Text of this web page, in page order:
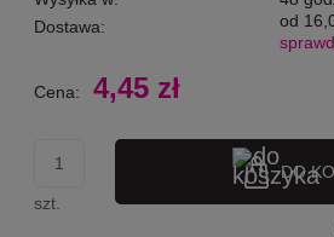
Dostawa:
od
Cena nie zawiera ewentualnych
Cena: 4,45 zł
szt.
DO